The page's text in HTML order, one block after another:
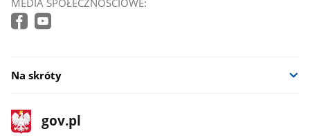
Na skróty
stopka
gov.pl
Strona
gov.pl